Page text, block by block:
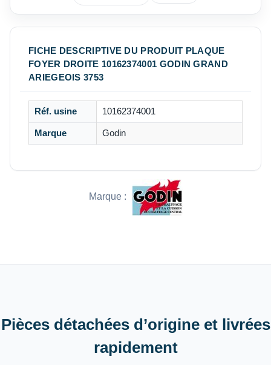
FICHE DESCRIPTIVE DU PRODUIT PLAQUE
FOYER DROITE 10162374001 GODIN GRAND
ARIEGEOIS 3753
Réf. usine 10162374001
Marque Godin
Marque :
Pièces détachées d’origine et livrées
rapidement